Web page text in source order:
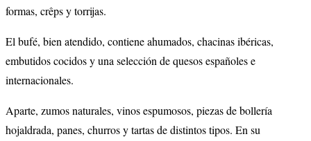
formas, crêps y torrijas.
El bufé, bien atendido, contiene ahumados, chacinas ibéricas,
embutidos cocidos y una selección de quesos españoles e
internacionales.
Aparte, zumos naturales, vinos espumosos, piezas de bollería
hojaldrada, panes, churros y tartas de distintos tipos. En su